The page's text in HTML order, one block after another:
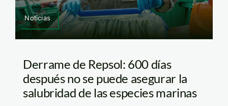
Noticias
Derrame de Repsol: 600 días
después no se puede asegurar la
salubridad de las especies marinas